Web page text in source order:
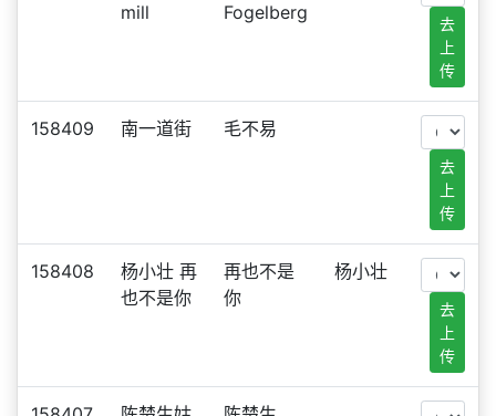
mill
Fogelberg
去
上
传
158409 南一道街 毛不易
去
上
传
158408
杨小壮 再
也不是你
再也不是
你
杨小壮
去
上
传